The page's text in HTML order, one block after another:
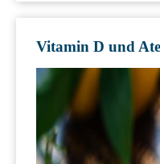
Vitamin D und